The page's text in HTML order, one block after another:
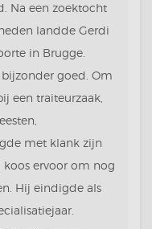
Na een zoektocht
landde Gerdi
in Brugge.
goed. Om
een traiteurzaak,
met klank zijn
ervoor om nog
Hij eindigde als